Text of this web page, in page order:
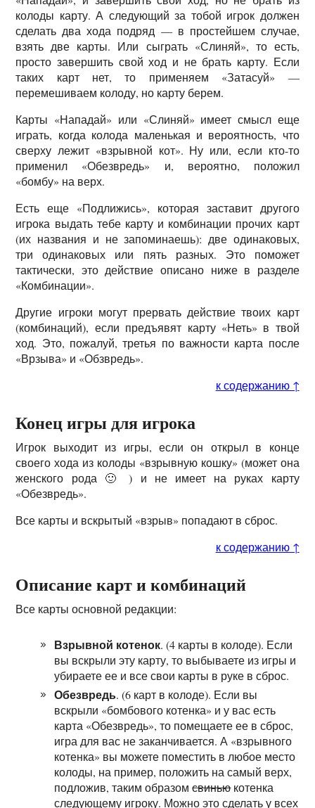
колоды карту. А следующий за тобой игрок должен
сделать два хода подряд — в простейшем случае,
взять две карты. Или сыграть «Слиняй», то есть,
просто завершить свой ход и не брать карту. Если
таких карт нет, то применяем «Затасуй» —
перемешиваем колоду, но карту берем.
Карты «Нападай» или «Слиняй» имеет смысл еще
играть, когда колода маленькая и вероятность, что
сверху лежит «взрывной кот». Ну или, если кто-то
применил «Обезвредь» и, вероятно, положил
«бомбу» на верх.
Есть еще «Подлижись», которая заставит другого
игрока выдать тебе карту и комбинации прочих карт
(их названия и не запоминаешь): две одинаковых,
три одинаковых или пять разных. Это поможет
тактически, это действие описано ниже в разделе
«Комбинации».
Другие игроки могут прервать действие твоих карт
(комбинаций), если предъявят карту «Неть» в твой
ход. Это, пожалуй, третья по важности карта после
«Врзыва» и «Обзвредь».
к содержанию ↑
Конец игры для игрока
Игрок выходит из игры, если он открыл в конце
своего хода из колоды «взрывную кошку» (может она
женского рода 🙂 ) и не имеет на руках карту
«Обезвредь».
Все карты и вскрытый «взрыв» попадают в сброс.
к содержанию ↑
Описание карт и комбинаций
Все карты основной редакции:
Взрывной котенок. (4 карты в колоде). Если
вы вскрыли эту карту, то выбываете из игры и
убираете ее и все свои карты в руке в сброс.
Обезвредь. (6 карт в колоде). Если вы
вскрыли «бомбового котенка» и у вас есть
карта «Обезвредь», то помещаете ее в сброс,
игра для вас не заканчивается. А «взрывного
котенка» вы можете поместить в любое место
колоды, на пример, положить на самый верх,
подложив, таким образомсвиньюкотенка
следующему игроку. Можно это сделать у всех